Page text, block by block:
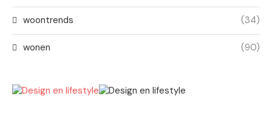
woontrends (34)
wonen (90)